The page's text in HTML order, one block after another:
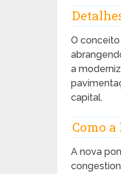
O
a
capital.
Como
A nova